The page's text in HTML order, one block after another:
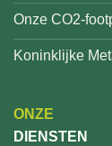
Onze CO2-
Koninklijke
ONZE
DIENSTEN